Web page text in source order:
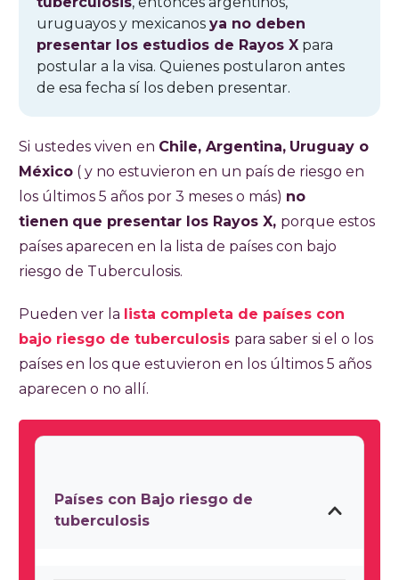
uruguayos y mexicanos ya no deben
presentar los estudios de Rayos X para
postular a la visa. Quienes postularon antes
de esa fecha sí los deben presentar.
Si ustedes viven en Chile, Argentina, Uruguay o
México ( y no estuvieron en un país de riesgo en
los últimos 5 años por 3 meses o más) no
tienen que presentar los Rayos X, porque estos
países aparecen en la lista de países con bajo
riesgo de Tuberculosis.
Pueden ver la lista completa de países con
bajo riesgo de tuberculosis para saber si el o los
países en los que estuvieron en los últimos 5 años
aparecen o no allí.
Países con Bajo riesgo de
tuberculosis